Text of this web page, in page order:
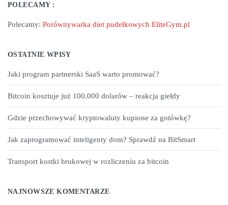
POLECAMY :
Polecamy: Porównywarka diet pudełkowych EliteGym.pl
OSTATNIE WPISY
Jaki program partnerski SaaS warto promować?
Bitcoin kosztuje już 100.000 dolarów – reakcja giełdy
Gdzie przechowywać kryptowaluty kupione za gotówkę?
Jak zaprogramować inteligenty dom? Sprawdź na BitSmart
Transport kostki brukowej w rozliczeniu za bitcoin
NAJNOWSZE KOMENTARZE